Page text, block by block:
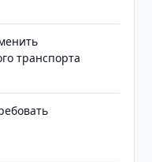
транспорта